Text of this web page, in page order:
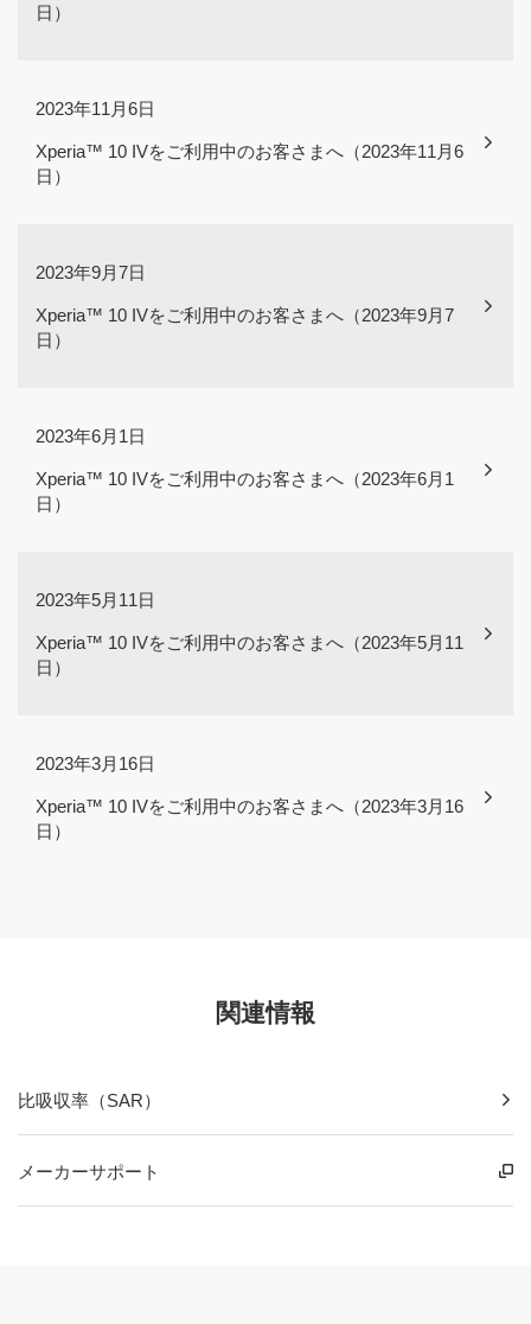
日）
2023年11月6日
Xperia™ 10 IVをご利用中のお客さまへ（2023年11月6
日）
2023年9月7日
Xperia™ 10 IVをご利用中のお客さまへ（2023年9月7
日）
2023年6月1日
Xperia™ 10 IVをご利用中のお客さまへ（2023年6月1
日）
2023年5月11日
Xperia™ 10 IVをご利用中のお客さまへ（2023年5月11
日）
2023年3月16日
Xperia™ 10 IVをご利用中のお客さまへ（2023年3月16
日）
関連情報
比吸収率（SAR）
メーカーサポート